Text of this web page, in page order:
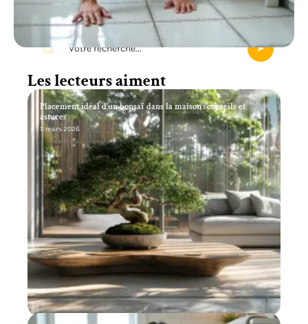
Recherche
Les lecteurs aiment
Placement idéal d’un bonsaï dans la maison : conseils et
astuces
11 mars 2026